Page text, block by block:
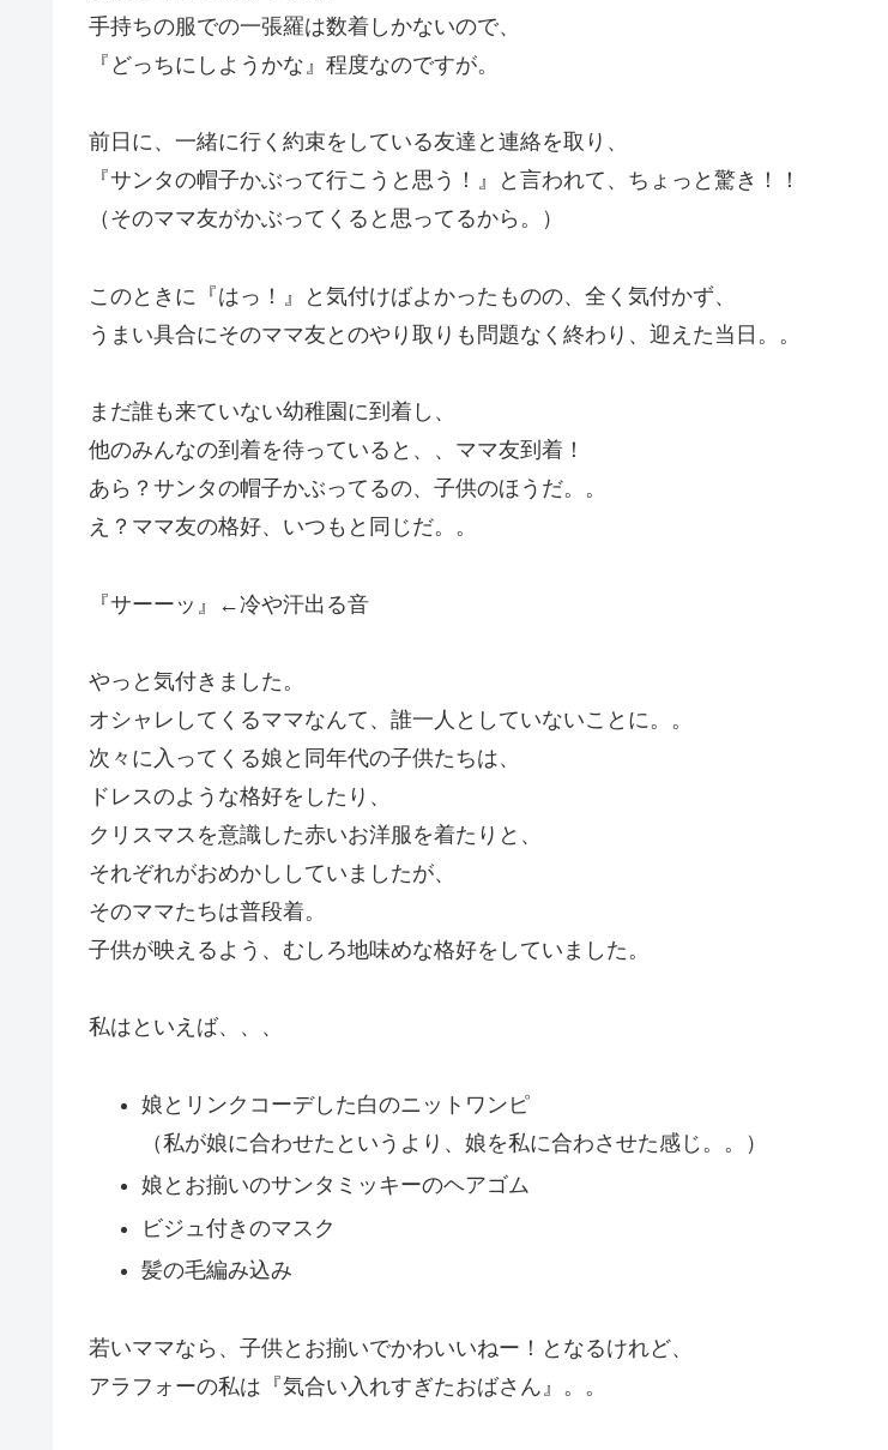
手持ちの服での一張羅は数着しかないので、
『どっちにしようかな』程度なのですが。
前日に、一緒に行く約束をしている友達と連絡を取り、
『サンタの帽子かぶって行こうと思う！』と言われて、ちょっと驚き！！
（そのママ友がかぶってくると思ってるから。）
このときに『はっ！』と気付けばよかったものの、全く気付かず、
うまい具合にそのママ友とのやり取りも問題なく終わり、迎えた当日。。
まだ誰も来ていない幼稚園に到着し、
他のみんなの到着を待っていると、、ママ友到着！
あら？サンタの帽子かぶってるの、子供のほうだ。。
え？ママ友の格好、いつもと同じだ。。
『サーーッ』←冷や汗出る音
やっと気付きました。
オシャレしてくるママなんて、誰一人としていないことに。。
次々に入ってくる娘と同年代の子供たちは、
ドレスのような格好をしたり、
クリスマスを意識した赤いお洋服を着たりと、
それぞれがおめかししていましたが、
そのママたちは普段着。
子供が映えるよう、むしろ地味めな格好をしていました。
私はといえば、、、
娘とリンクコーデした白のニットワンピ
（私が娘に合わせたというより、娘を私に合わさせた感じ。。）
娘とお揃いのサンタミッキーのヘアゴム
ビジュ付きのマスク
髪の毛編み込み
若いママなら、子供とお揃いでかわいいねー！となるけれど、
アラフォーの私は『気合い入れすぎたおばさん』。。